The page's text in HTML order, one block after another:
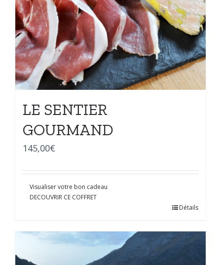
LE SENTIER
GOURMAND
145,00€
Visualiser votre bon cadeau
DECOUVRIR CE COFFRET
Détails